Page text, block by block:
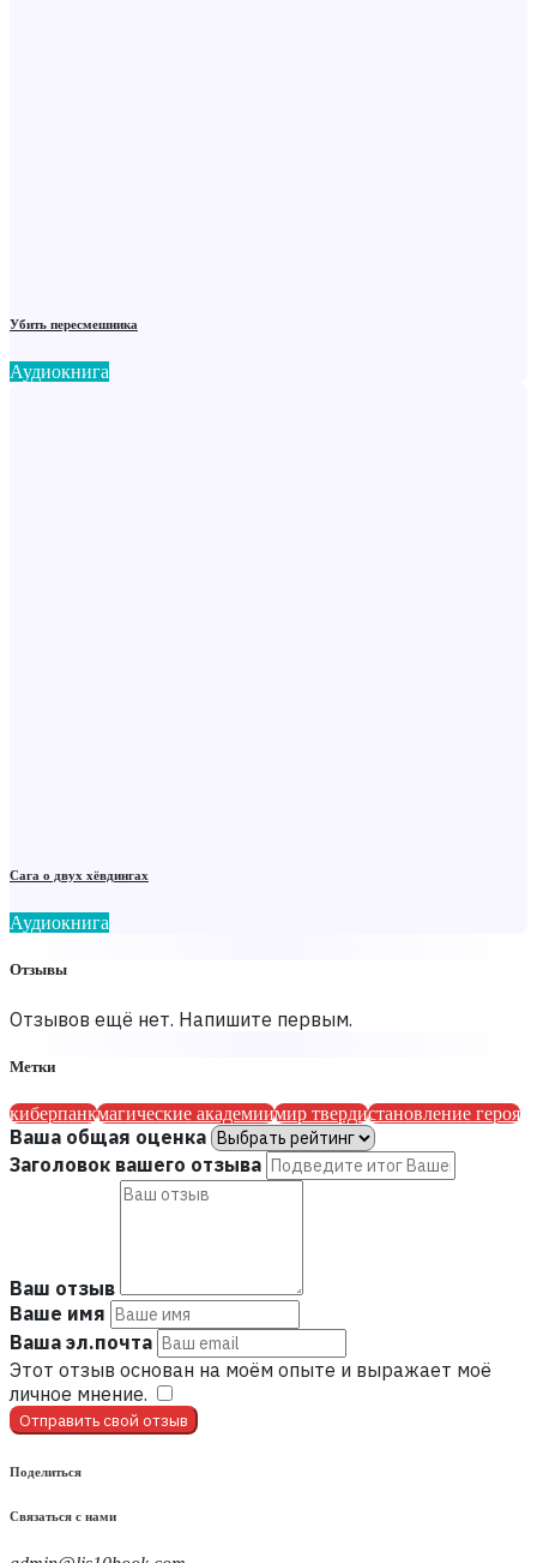
Убить пересмешника
Аудиокнига
Сага о двух хёвдингах
Аудиокнига
Отзывы
Отзывов ещё нет. Напишите первым.
Метки
киберпанкмагические академиимир твердистановление героя
Ваша общая оценка
Заголовок вашего отзыва
Ваш отзыв
Ваше имя
Ваша эл.почта
Этот отзыв основан на моём опыте и выражает моё
личное мнение.
Отправить свой отзыв
Поделиться
Связаться с нами